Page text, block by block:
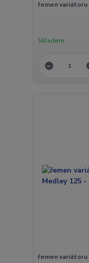
řemen
Skladem
řemen variátoru